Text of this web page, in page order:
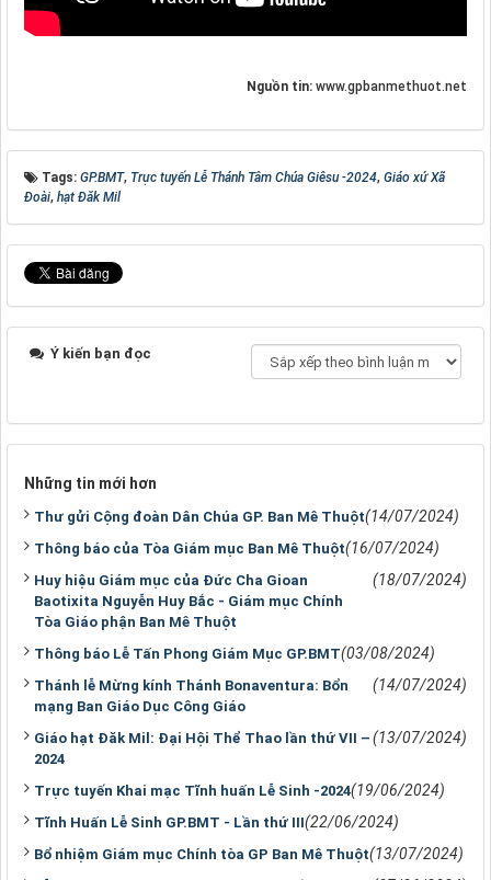
Nguồn tin: www.gpbanmethuot.net
Tags: GP.BMT, Trực tuyến Lễ Thánh Tâm Chúa Giêsu -2024, Giáo xứ Xã
Đoài, hạt Đăk Mil
Ý kiến bạn đọc
Những tin mới hơn
Thư gửi Cộng đoàn Dân Chúa GP. Ban Mê Thuột(14/07/2024)
Thông báo của Tòa Giám mục Ban Mê Thuột(16/07/2024)
Huy hiệu Giám mục của Đức Cha Gioan
Baotixita Nguyễn Huy Bắc - Giám mục Chính
Tòa Giáo phận Ban Mê Thuột
(18/07/2024)
Thông báo Lễ Tấn Phong Giám Mục GP.BMT(03/08/2024)
Thánh lễ Mừng kính Thánh Bonaventura: Bổn
mạng Ban Giáo Dục Công Giáo
(14/07/2024)
Giáo hạt Đăk Mil: Đại Hội Thể Thao lần thứ VII –
2024
(13/07/2024)
Trực tuyến Khai mạc Tĩnh huấn Lễ Sinh -2024(19/06/2024)
Tĩnh Huấn Lễ Sinh GP.BMT - Lần thứ III(22/06/2024)
Bổ nhiệm Giám mục Chính tòa GP Ban Mê Thuột(13/07/2024)